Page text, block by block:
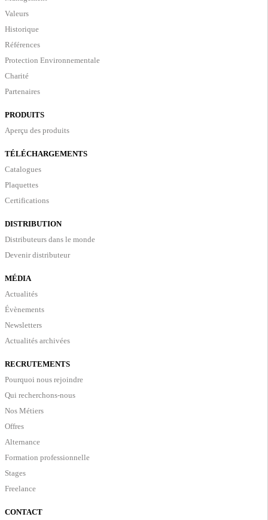
Valeurs
Historique
Références
Protection Environnementale
Charité
Partenaires
PRODUITS
Aperçu des produits
TÉLÉCHARGEMENTS
Catalogues
Plaquettes
Certifications
DISTRIBUTION
Distributeurs dans le monde
Devenir distributeur
MÉDIA
Actualités
Évènements
Newsletters
Actualités archivées
RECRUTEMENTS
Pourquoi nous rejoindre
Qui recherchons-nous
Nos Métiers
Offres
Alternance
Formation professionnelle
Stages
Freelance
CONTACT